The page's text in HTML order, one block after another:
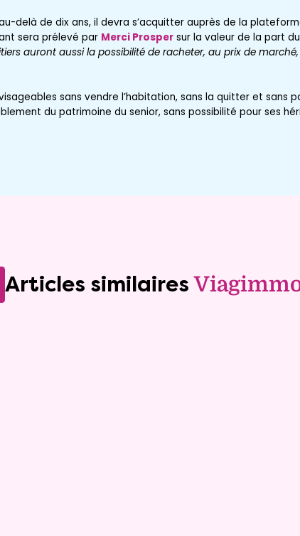
delà de dix ans, il devra s’acquitter auprès de la
sera prélevé par Merci Prosper sur la valeur de la part
auront aussi la possibilité de racheter, au prix de
sans vendre l’habitation, sans la quitter et sans
du patrimoine du senior, sans possibilité pour ses
Articles similaires